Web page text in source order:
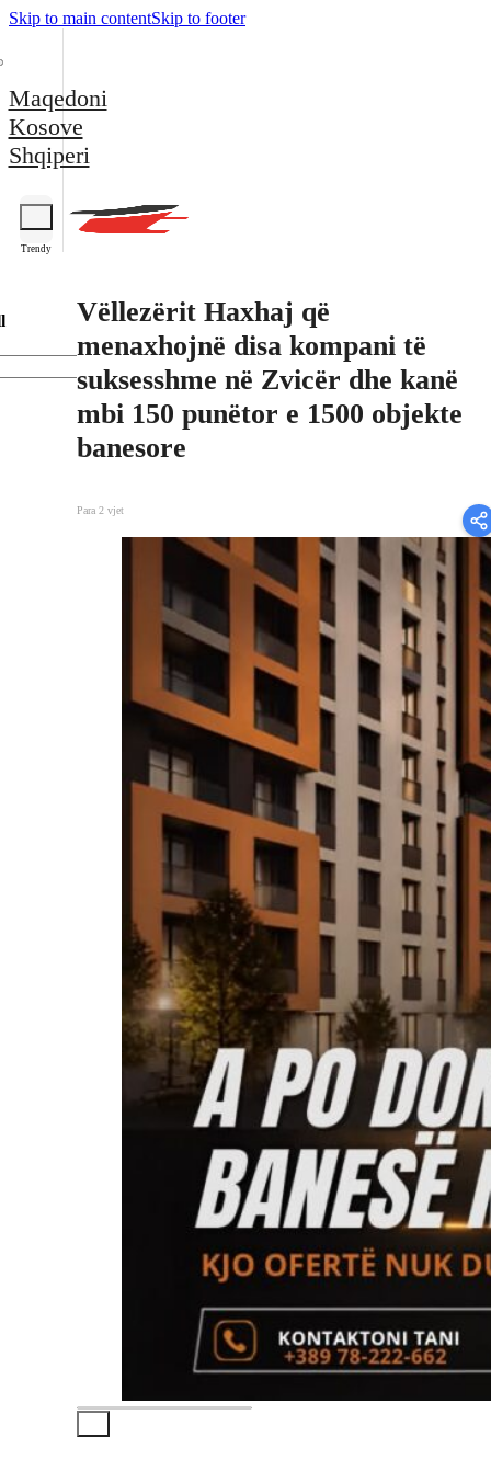
Skip to main contentSkip to footer
Maqedoni
Kosove
Shqiperi
Trendy
Vëllezërit Haxhaj që
menaxhojnë disa kompani të
suksesshme në Zvicër dhe kanë
mbi 150 punëtor e 1500 objekte
banesore
Para 2 vjet